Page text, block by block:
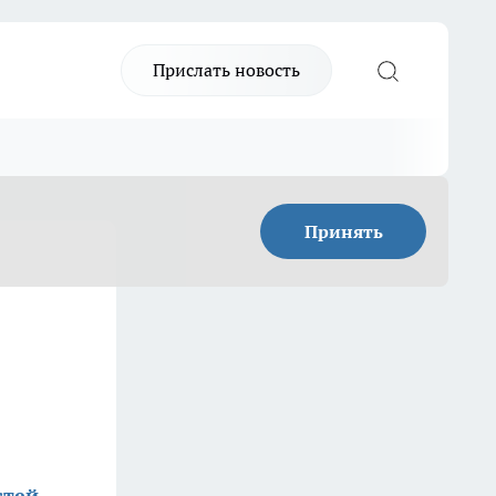
Прислать новость
Принять